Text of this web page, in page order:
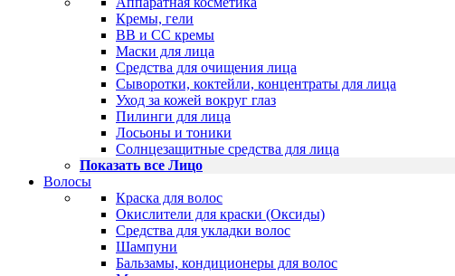
Кремы, гели
BB и CC кремы
Маски для лица
Средства для очищения лица
Сыворотки, коктейли, концентраты для лица
Уход за кожей вокруг глаз
Пилинги для лица
Лосьоны и тоники
Солнцезащитные средства для лица
Показать все Лицо
Волосы
Краска для волос
Окислители для краски (Оксиды)
Средства для укладки волос
Шампуни
Бальзамы, кондиционеры для волос